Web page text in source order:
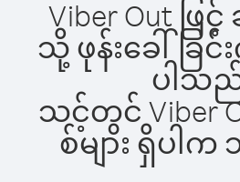
Viber Out ဖြ
သို့ ဖုန်းခေါ်ခ
ပါသ
သင့်တွင် Viber
စ်များ ရှိပါ